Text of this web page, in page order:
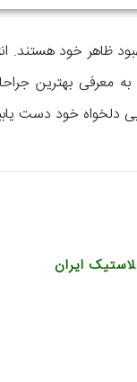
ظاهر خود هستند.
بهترین جراحان
دلخواه خود دست